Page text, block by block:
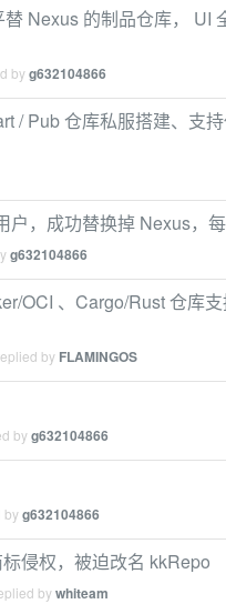
Nexus 的制品仓库， UI
byg632104866
/ Pub 仓库私服搭建、支
，成功替换掉 Nexus，
g632104866
OCI 、Cargo/Rust 仓库
by FLAMINGOS
byg632104866
byg632104866
侵权，被迫改名 kkRepo
bywhiteam